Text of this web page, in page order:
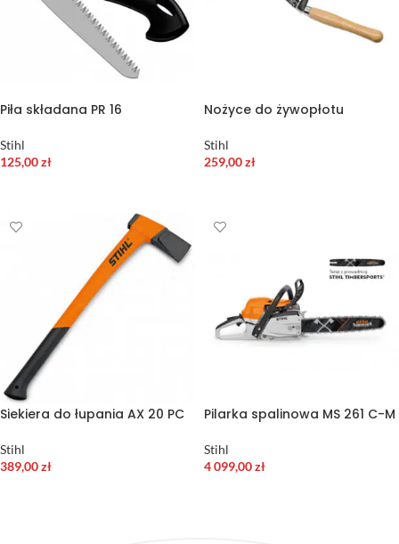
Piła składana PR 16
Stihl
125,00zł
Nożyce do żywopłotu
Stihl
259,00zł
Siekiera do łupania AX 20 PC
Stihl
389,00zł
Pilarka spalinowa MS 261 C-M
Stihl
4 099,00zł